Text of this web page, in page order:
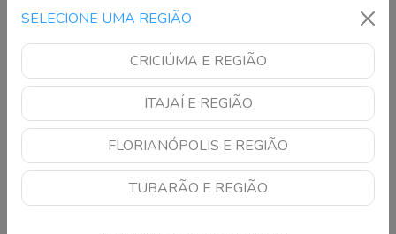
SELECIONE UMA REGIÃO
CRICIÚMA E REGIÃO
ITAJAÍ E REGIÃO
FLORIANÓPOLIS E REGIÃO
TUBARÃO E REGIÃO
mercadoria antes de ser controlado com um extintor de